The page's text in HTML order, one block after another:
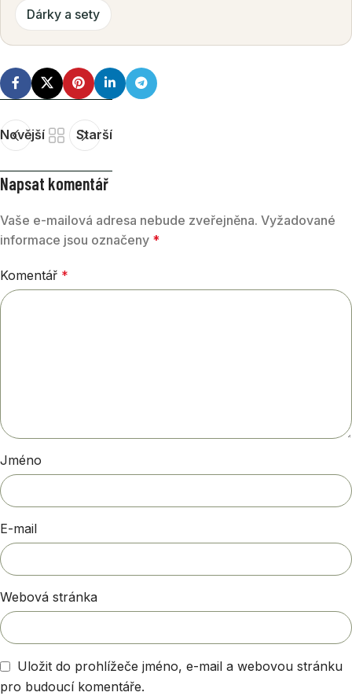
Dárky a sety
Novější Starší
Napsat komentář
Vaše e-mailová adresa nebude zveřejněna. Vyžadované
informace jsou označeny *
Komentář *
Jméno
E-mail
Webová stránka
Uložit do prohlížeče jméno, e-mail a webovou stránku
pro budoucí komentáře.